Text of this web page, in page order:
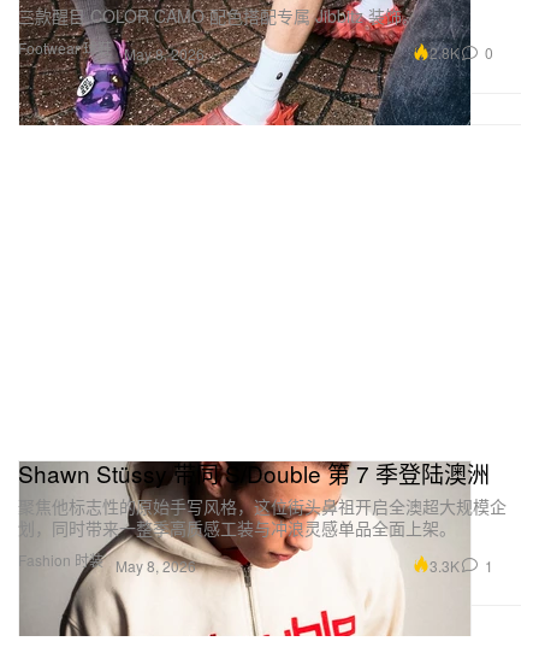
Footwear 球鞋
三款醒目 COLOR CAMO 配色搭配专属 Jibbitz 装饰。
May 8, 2026 2.8K 0
Fashion 时装
Shawn Stüssy 带同 S/Double 第 7 季登陆澳洲
聚焦他标志性的原始手写风格，这位街头鼻祖开启全澳超大规模企
划，同时带来一整季高质感工装与冲浪灵感单品全面上架。
May 8, 2026 3.3K 1